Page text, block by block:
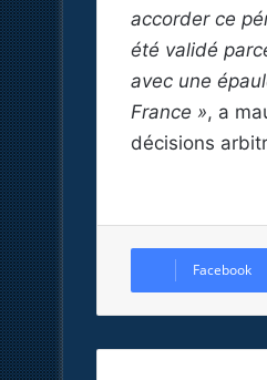
accorder ce
été validé
avec une
France », a
décisions
Facebook